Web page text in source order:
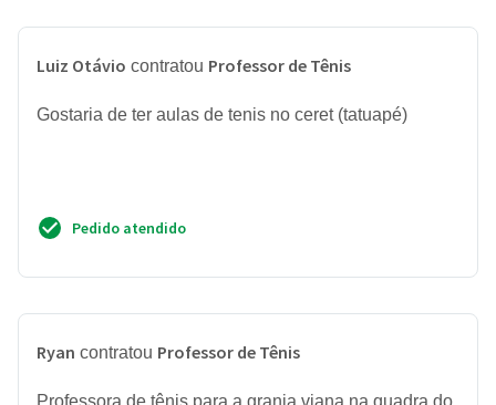
Luiz Otávio contratou Professor de Tênis
Gostaria de ter aulas de tenis no ceret (tatuapé)
Pedido atendido
Ryan contratou Professor de Tênis
Professora de tênis para a granja viana na quadra do